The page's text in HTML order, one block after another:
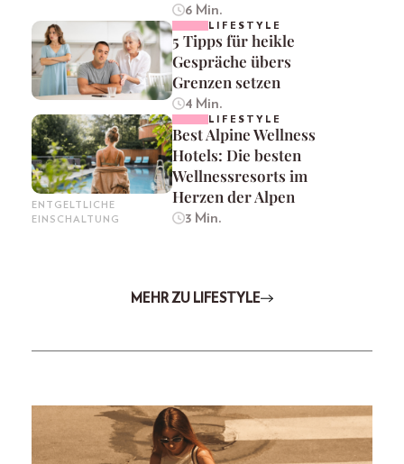
6 Min.
LIFESTYLE
5 Tipps für heikle
Gespräche übers
Grenzen setzen
4 Min.
ENTGELTLICHE
EINSCHALTUNG
LIFESTYLE
Best Alpine Wellness
Hotels: Die besten
Wellnessresorts im
Herzen der Alpen
3 Min.
MEHR ZU LIFESTYLE